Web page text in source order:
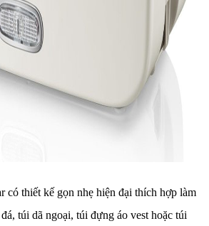
có thiết kế gọn nhẹ hiện đại thích hợp làm
túi dã ngoại, túi đựng áo vest hoặc túi